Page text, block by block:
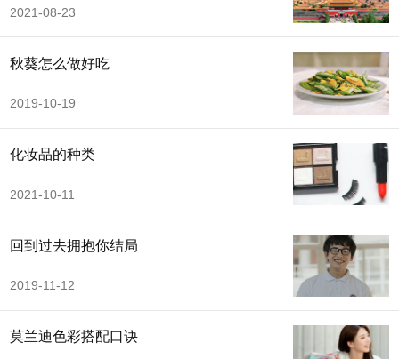
2021-08-23
秋葵怎么做好吃
2019-10-19
化妆品的种类
2021-10-11
回到过去拥抱你结局
2019-11-12
莫兰迪色彩搭配口诀